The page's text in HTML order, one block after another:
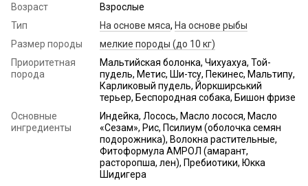
Возраст
Взрослые
Тип
На основе мяса, На основе рыбы
Размер породы
мелкие породы (до 10 кг)
Приоритетная
порода
Мальтийская болонка, Чихуахуа, Той-
пудель, Метис, Ши-тсу, Пекинес, Мальтипу,
Карликовый пудель, Йоркширський
терьер, Беспородная собака, Бишон фризе
Основные
ингредиенты
Индейка, Лосось, Масло лосося, Масло
«Сезам», Рис, Псилиум (оболочка семян
подорожника), Волокна растительные,
Фитоформула АМРОЛ (амарант,
расторопша, лен), Пребиотики, Юкка
Шидигера